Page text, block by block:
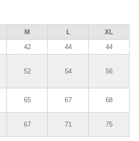
M L
XL
42 44
44
52 54 56
65 67 68
67 71 75